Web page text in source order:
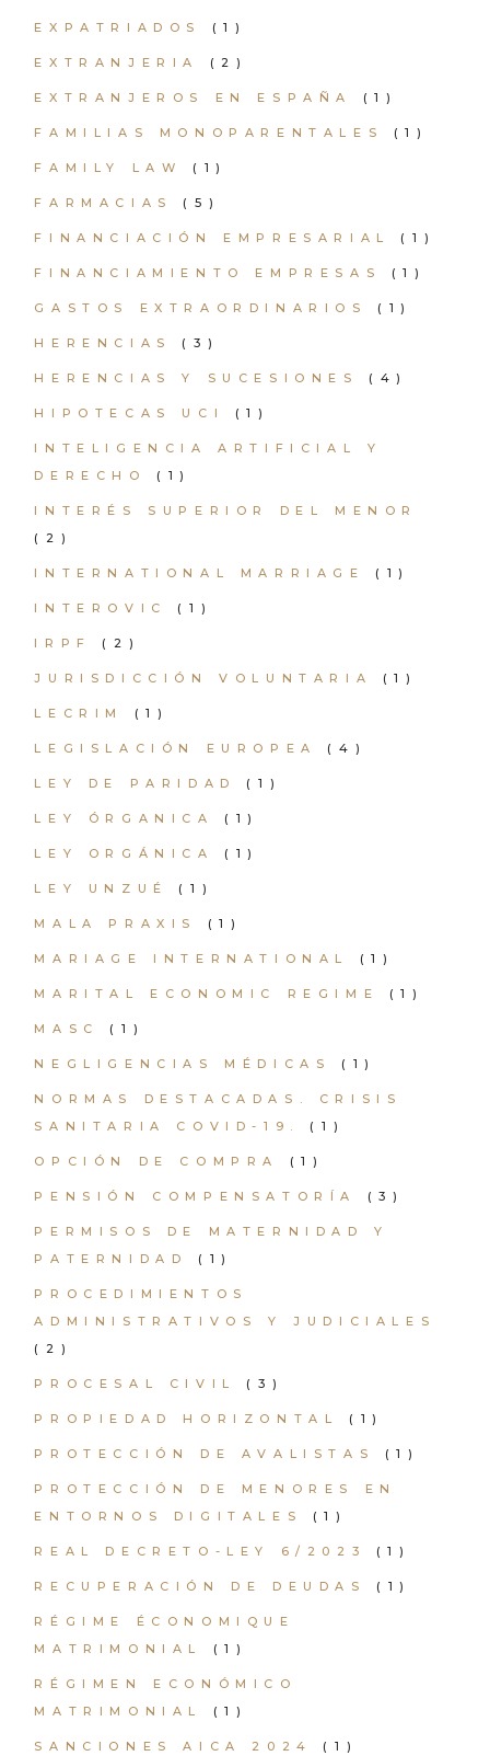
EXPATRIADOS (1)
EXTRANJERIA (2)
EXTRANJEROS EN ESPAÑA (1)
FAMILIAS MONOPARENTALES (1)
FAMILY LAW (1)
FARMACIAS (5)
FINANCIACIÓN EMPRESARIAL (1)
FINANCIAMIENTO EMPRESAS (1)
GASTOS EXTRAORDINARIOS (1)
HERENCIAS (3)
HERENCIAS Y SUCESIONES (4)
HIPOTECAS UCI (1)
INTELIGENCIA ARTIFICIAL Y
DERECHO
(1)
INTERÉS SUPERIOR DEL MENOR
(2)
INTERNATIONAL MARRIAGE (1)
INTEROVIC (1)
IRPF (2)
JURISDICCIÓN VOLUNTARIA (1)
LECRIM (1)
LEGISLACIÓN EUROPEA (4)
LEY DE PARIDAD (1)
LEY ÓRGANICA (1)
LEY ORGÁNICA (1)
LEY UNZUÉ (1)
MALA PRAXIS (1)
MARIAGE INTERNATIONAL (1)
MARITAL ECONOMIC REGIME (1)
MASC (1)
NEGLIGENCIAS MÉDICAS (1)
NORMAS DESTACADAS. CRISIS
SANITARIA COVID-19.
(1)
OPCIÓN DE COMPRA (1)
PENSIÓN COMPENSATORÍA (3)
PERMISOS DE MATERNIDAD Y
PATERNIDAD
(1)
PROCEDIMIENTOS
ADMINISTRATIVOS Y JUDICIALES
(2)
PROCESAL CIVIL (3)
PROPIEDAD HORIZONTAL (1)
PROTECCIÓN DE AVALISTAS (1)
PROTECCIÓN DE MENORES EN
ENTORNOS DIGITALES
(1)
REAL DECRETO-LEY 6/2023 (1)
RECUPERACIÓN DE DEUDAS (1)
RÉGIME ÉCONOMIQUE
MATRIMONIAL
(1)
RÉGIMEN ECONÓMICO
MATRIMONIAL
(1)
SANCIONES AICA 2024 (1)